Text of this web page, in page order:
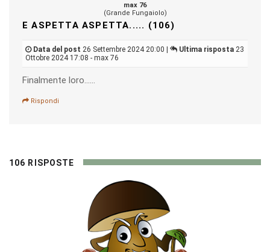
max 76
(Grande Fungaiolo)
E ASPETTA ASPETTA..... (106)
Data del post 26 Settembre 2024 20:00 | Ultima risposta 23
Ottobre 2024 17:08 - max 76
Finalmente loro......
Rispondi
106 RISPOSTE